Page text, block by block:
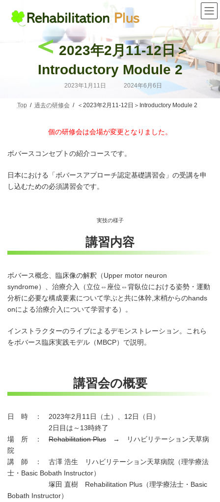
＜2023年2月11-12日＞
Introductory Module 2
2023年1月11日
最
新
日
2024年6月6日
Top 過去の研修会 ＜2023年2月11-12日＞Introductory Module 2
個の研修会は会場が変更となりました。
ボバースコンセプトの紹介コースです。
日本における「ボバースアプローチ認定基礎講習会」の受講を申
し込むための必須講習会です。
実技の様子
講習内容
ボバース概念、臨床像の解釈（Upper motor neuron
syndrome）、治療介入（立位⇔座位⇔背臥位における姿勢・運動
分析に必要な構成要素について学ぶと共に体幹,末梢からのhands
onによる治療介入について学習する）。
インストラクターのライブによるデモンストレーション。これら
をボバース臨床実践モデル（MBCP）で説明。
講習会の概要
日 時 ： 2023年2月11日（土）、12日（日）
2日目は～13時終了
場 所 ： Rehabilitation Plus → リハビリテーション天草病
院
講 師 ： 古澤 浩生 リハビリテーション天草病院（理学療法
士・Basic Bobath Instructor）
塚田 直樹 Rehabilitation Plus（理学療法士・Basic
Bobath Instructor）